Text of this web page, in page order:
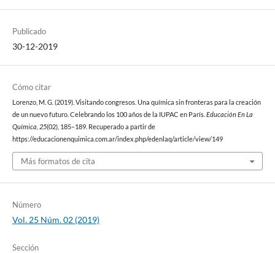
Publicado
30-12-2019
Cómo citar
Lorenzo, M. G. (2019). Visitando congresos. Una química sin fronteras para la creación
de un nuevo futuro. Celebrando los 100 años de la IUPAC en París. Educación En La
Química 25(02), 185–189. Recuperado a partir de
https://educacionenquimica.com.ar/index.php/edenlaq/article/view/149
Más formatos de cita
Número
Vol. 25 Núm. 02 (2019)
Sección